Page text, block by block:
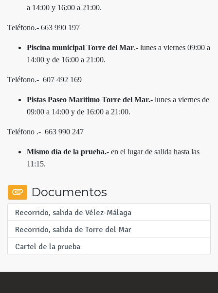
a 14:00 y 16:00 a 21:00.
Teléfono.- 663 990 197
Piscina municipal Torre del Mar.- lunes a viernes 09:00 a
14:00 y de 16:00 a 21:00.
Teléfono.- 607 492 169
Pistas Paseo Marítimo Torre del Mar.- lunes a viernes de
09:00 a 14:00 y de 16:00 a 21:00.
Teléfono .- 663 990 247
Mismo día de la prueba.- en el lugar de salida hasta las
11:15.
Documentos
Recorrido, salida de Vélez-Málaga
Recorrido, salida de Torre del Mar
Cartel de la prueba